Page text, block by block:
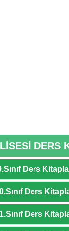
DERS
Ders
Ders
Ders